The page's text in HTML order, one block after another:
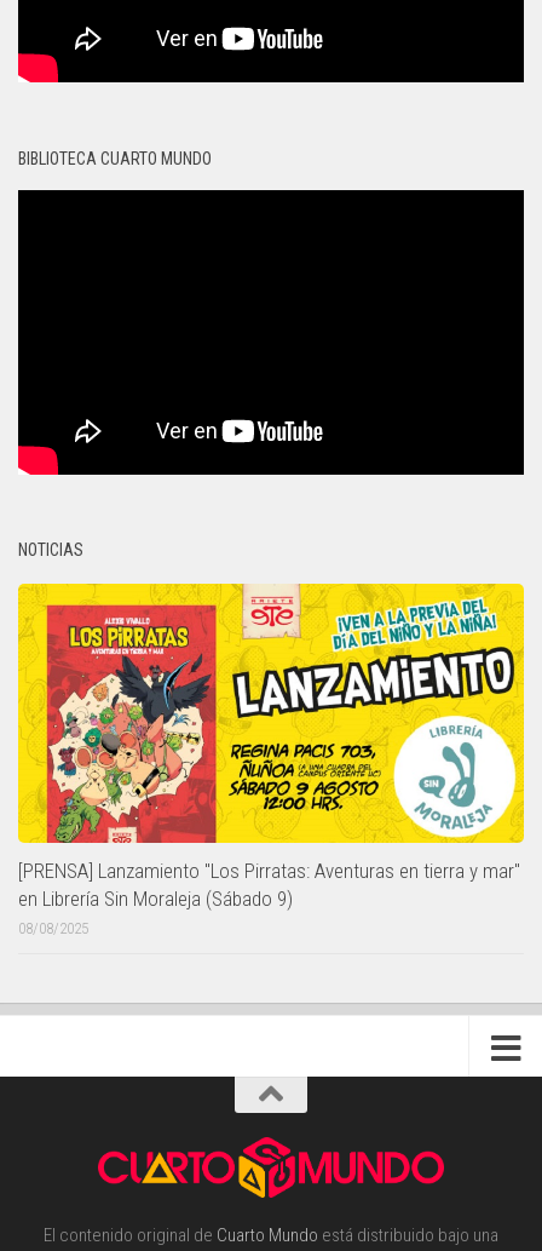
BIBLIOTECA CUARTO MUNDO
NOTICIAS
[PRENSA] Lanzamiento "Los Pirratas: Aventuras en tierra y mar"
en Librería Sin Moraleja (Sábado 9)
08/08/2025
El contenido original de Cuarto Mundo está distribuido bajo una